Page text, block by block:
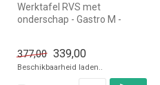
Werktafel RVS met
onderschap - Gastro M -
377,00 339,00
Beschikbaarheid laden..